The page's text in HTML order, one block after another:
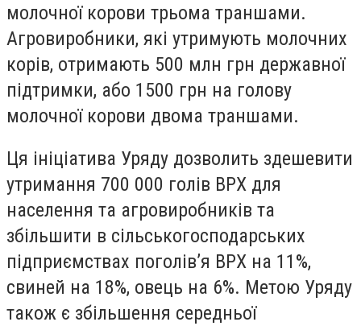
молочної корови трьома траншами.
Агровиробники, які утримують молочних
корів, отримають 500 млн грн державної
підтримки, або 1500 грн на голову
молочної корови двома траншами.
Ця ініціатива Уряду дозволить здешевити
утримання 700 000 голів ВРХ для
населення та агровиробників та
збільшити в сільськогосподарських
підприємствах поголів’я ВРХ на 11%,
свиней на 18%, овець на 6%. Метою Уряду
також є збільшення середньої